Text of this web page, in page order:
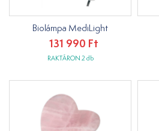
Biolámpa MediLight
131 990 Ft
RAKTÁRON 2 db